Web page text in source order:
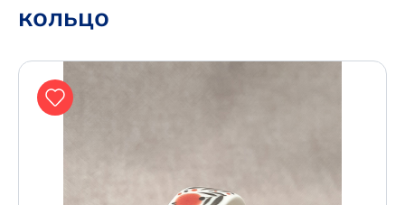
Орнаменты
О керамике
Оплата и доставка
Новинки
кольцо